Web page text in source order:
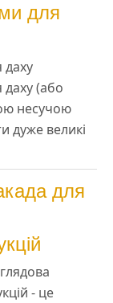
для
даху
(або
несучою
дуже великі
для
- це